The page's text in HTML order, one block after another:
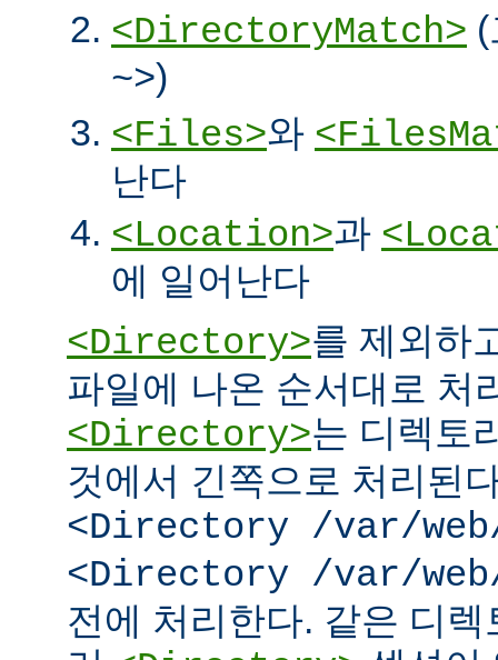
<DirectoryMatch>
~>)
<Files>와
난다
<Location>과
에 일어난다
<Directory>를 제외하
파일에 나온 순서대로 처
<Directory>는 디렉토
것에서 긴쪽으로 처리된
<Directory /var/
<Directory /var/
전에 처리한다. 같은 디